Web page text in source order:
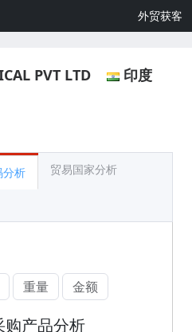
外贸获客
PVT LTD 印度
分析 贸易国家分析
重量 金额
购产品分析